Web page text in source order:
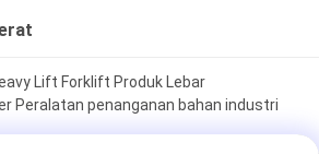
Lift Forklift Produk Lebar
Peralatan penanganan bahan industri